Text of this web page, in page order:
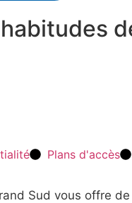
Plans d'accès
Sud vous offre